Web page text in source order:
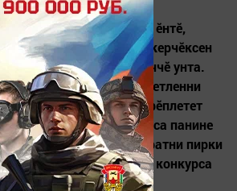
астăваççӗ пулӗ ӗнтӗ,
«Йăл кулă» сăнӳкерчӗксен
Нумайăн хутшăннăччӗ унта.
сăнӳкерчӗксем пичетленни
хушшинчи çыхăнăва çирӗплетет
ăçтан ярса панине
ытларах вулани, юратни пирки
Вулакансем кăмăлланă конкурса